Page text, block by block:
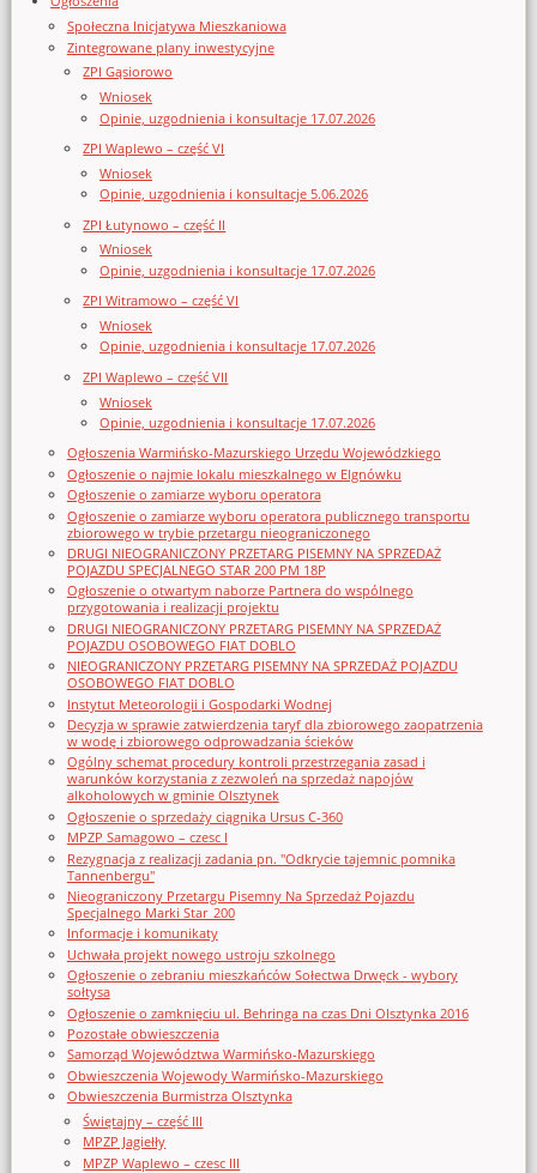
Społeczna Inicjatywa Mieszkaniowa
Zintegrowane plany inwestycyjne
ZPI Gąsiorowo
Wniosek
Opinie, uzgodnienia i konsultacje 17.07.2026
ZPI Waplewo – część VI
Wniosek
Opinie, uzgodnienia i konsultacje 5.06.2026
ZPI Łutynowo – część II
Wniosek
Opinie, uzgodnienia i konsultacje 17.07.2026
ZPI Witramowo – część VI
Wniosek
Opinie, uzgodnienia i konsultacje 17.07.2026
ZPI Waplewo – część VII
Wniosek
Opinie, uzgodnienia i konsultacje 17.07.2026
Ogłoszenia Warmińsko-Mazurskiego Urzędu Wojewódzkiego
Ogłoszenie o najmie lokalu mieszkalnego w Elgnówku
Ogłoszenie o zamiarze wyboru operatora
Ogłoszenie o zamiarze wyboru operatora publicznego transportu
zbiorowego w trybie przetargu nieograniczonego
DRUGI NIEOGRANICZONY PRZETARG PISEMNY NA SPRZEDAŻ
POJAZDU SPECJALNEGO STAR 200 PM 18P
Ogłoszenie o otwartym naborze Partnera do wspólnego
przygotowania i realizacji projektu
DRUGI NIEOGRANICZONY PRZETARG PISEMNY NA SPRZEDAŻ
POJAZDU OSOBOWEGO FIAT DOBLO
NIEOGRANICZONY PRZETARG PISEMNY NA SPRZEDAŻ POJAZDU
OSOBOWEGO FIAT DOBLO
Instytut Meteorologii i Gospodarki Wodnej
Decyzja w sprawie zatwierdzenia taryf dla zbiorowego zaopatrzenia
w wodę i zbiorowego odprowadzania ścieków
Ogólny schemat procedury kontroli przestrzegania zasad i
warunków korzystania z zezwoleń na sprzedaż napojów
alkoholowych w gminie Olsztynek
Ogłoszenie o sprzedaży ciągnika Ursus C-360
MPZP Samagowo – czesc I
Rezygnacja z realizacji zadania pn. "Odkrycie tajemnic pomnika
Tannenbergu"
Nieograniczony Przetargu Pisemny Na Sprzedaż Pojazdu
Specjalnego Marki Star_200
Informacje i komunikaty
Uchwała projekt nowego ustroju szkolnego
Ogłoszenie o zebraniu mieszkańców Sołectwa Drwęck - wybory
sołtysa
Ogłoszenie o zamknięciu ul. Behringa na czas Dni Olsztynka 2016
Pozostałe obwieszczenia
Samorząd Województwa Warmińsko-Mazurskiego
Obwieszczenia Wojewody Warmińsko-Mazurskiego
Obwieszczenia Burmistrza Olsztynka
Świętajny – część III
MPZP Jagiełły
MPZP Waplewo – czesc III